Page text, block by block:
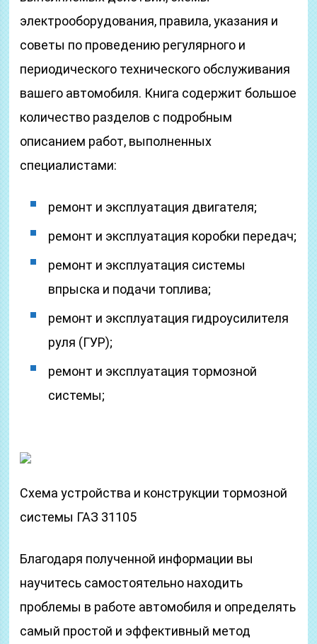
электрооборудования, правила, указания и
советы по проведению регулярного и
периодического технического обслуживания
вашего автомобиля. Книга содержит большое
количество разделов с подробным
описанием работ, выполненных
специалистами:
ремонт и эксплуатация двигателя;
ремонт и эксплуатация коробки передач;
ремонт и эксплуатация системы
впрыска и подачи топлива;
ремонт и эксплуатация гидроусилителя
руля (ГУР);
ремонт и эксплуатация тормозной
системы;
Схема устройства и конструкции тормозной
системы ГАЗ 31105
Благодаря полученной информации вы
научитесь самостоятельно находить
проблемы в работе автомобиля и определять
самый простой и эффективный метод